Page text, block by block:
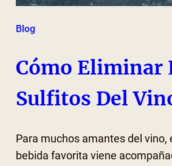
Blog
Cómo Eliminar
Sulfitos Del
Para muchos amantes del vino,
bebida favorita viene